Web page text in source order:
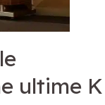
ultime K